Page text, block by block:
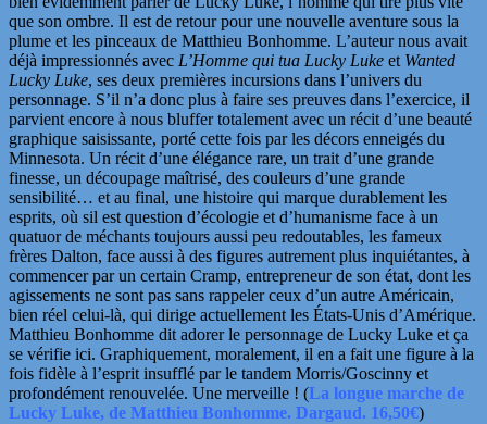
que son ombre. Il est de retour pour une nouvelle aventure sous la
plume et les pinceaux de Matthieu Bonhomme. L’auteur nous avait
déjà impressionnés avec L’Homme qui tua Lucky Luke et Wanted
Lucky Luke, ses deux premières incursions dans l’univers du
personnage. S’il n’a donc plus à faire ses preuves dans l’exercice, il
parvient encore à nous bluffer totalement avec un récit d’une beauté
graphique saisissante, porté cette fois par les décors enneigés du
Minnesota. Un récit d’une élégance rare, un trait d’une grande
finesse, un découpage maîtrisé, des couleurs d’une grande
sensibilité… et au final, une histoire qui marque durablement les
esprits, où sil est question d’écologie et d’humanisme face à un
quatuor de méchants toujours aussi peu redoutables, les fameux
frères Dalton, face aussi à des figures autrement plus inquiétantes, à
commencer par un certain Cramp, entrepreneur de son état, dont les
agissements ne sont pas sans rappeler ceux d’un autre Américain,
bien réel celui-là, qui dirige actuellement les États-Unis d’Amérique.
Matthieu Bonhomme dit adorer le personnage de Lucky Luke et ça
se vérifie ici. Graphiquement, moralement, il en a fait une figure à la
fois fidèle à l’esprit insufflé par le tandem Morris/Goscinny et
profondément renouvelée. Une merveille ! (La longue marche de
Lucky Luke, de Matthieu Bonhomme. Dargaud. 16,50€)